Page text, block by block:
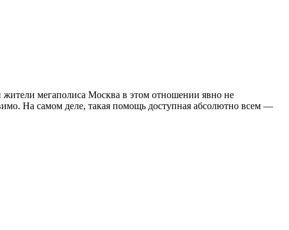
мегаполиса Москва в этом отношении явно не
На самом деле, такая помощь доступная абсолютно всем —